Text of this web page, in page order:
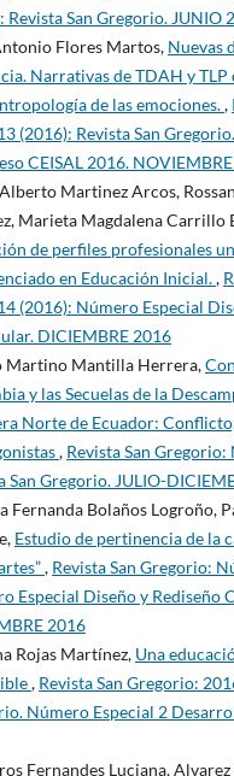
Revista San Gregorio. JUNIO
Flores Martos, Nuevas
Narrativas de TDAH y TLP
de las emociones.,
(2016): Revista San
CEISAL 2016.
Martinez Arcos,
Marieta Magdalena Carrillo
de perfiles profesionales
en Educación Inicial.,
(2016): Número Especial
DICIEMBRE 2016
Martino Mantilla Herrera,
y las Secuelas de la
Norte de Ecuador:
, Revista San Gregorio:
San Gregorio. JULIO-
Fernanda Bolaños Logroño,
Estudio de pertinencia de la
, Revista San Gregorio:
Especial Diseño y Rediseño
2016
Rojas Martínez, Una
, Revista San Gregorio:
Número Especial 2
Fernandes Luciana,